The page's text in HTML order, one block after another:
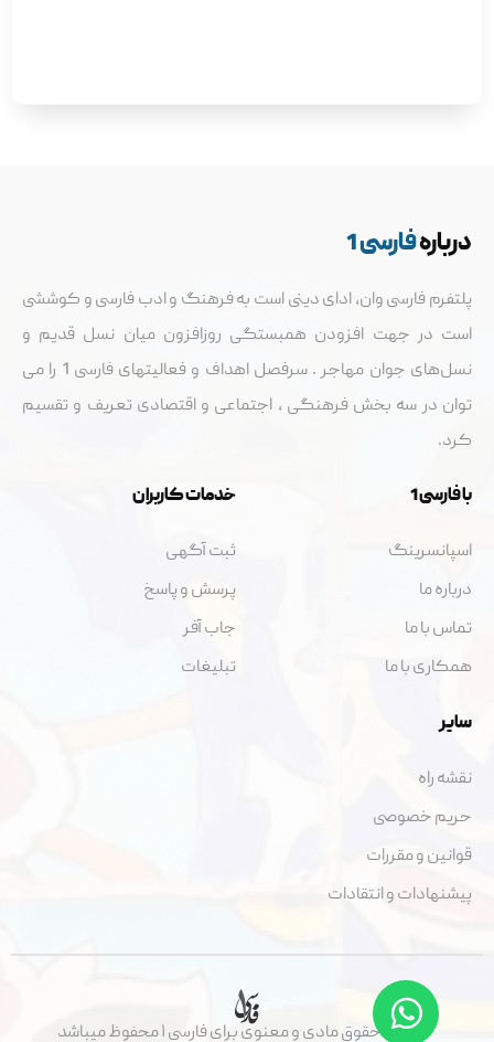
دربارهفارسی 1
پلتفرم فارسی وان، ادای دینی است به فرهنگ و ادب فارسی و کوششی
است در جهت افزودن همبستگی روزافزون میان نسل قدیم و
نسل‌های جوان مهاجر . سرفصل اهداف و فعالیتهای فارسی 1 را می
توان در سه بخش فرهنگی ، اجتماعی و اقتصادی تعریف و تقسيم
کرد.
با فارسی 1
اسپانسرینگ
درباره ما
تماس با ما
همکاری با ما
خدمات کاربران
ثبت آگهی
پرسش و پاسخ
جاب آفر
تبلیغات
سایر
نقشه راه
حریم خصوصی
قوانین و مقررات
پیشنهادات و انتقادات
تمامی حقوق مادی و معنوی برای فارسی ۱ محفوظ میباشد